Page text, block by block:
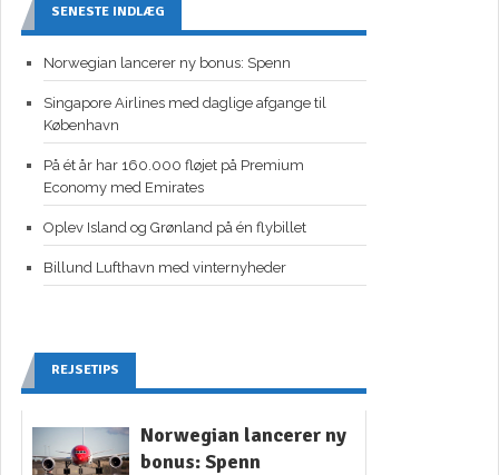
SENESTE INDLÆG
Norwegian lancerer ny bonus: Spenn
Singapore Airlines med daglige afgange til
København
På ét år har 160.000 fløjet på Premium
Economy med Emirates
Oplev Island og Grønland på én flybillet
Billund Lufthavn med vinternyheder
REJSETIPS
Norwegian lancerer ny
bonus: Spenn